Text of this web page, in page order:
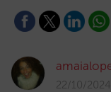
22/10/2024